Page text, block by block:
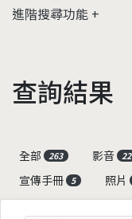
進階搜尋功能
查詢結果
全部
263 影音 22
宣傳手冊 5 照片